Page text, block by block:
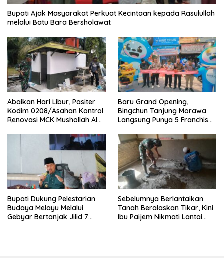
Bupati Ajak Masyarakat Perkuat Kecintaan kepada Rasulullah
melalui Batu Bara Bersholawat
Abaikan Hari Libur, Pasiter
Kodim 0208/Asahan Kontrol
Renovasi MCK Mushollah Al
‎Baru Grand Opening,
Bingchun Tanjung Morawa
Langsung Punya 5 Franchise
Bupati Dukung Pelestarian
Budaya Melayu Melalui
Gebyar Bertanjak Jilid 7
Sebelumnya Berlantaikan
Tanah Beralaskan Tikar, Kini
Ibu Paijem Nikmati Lantai